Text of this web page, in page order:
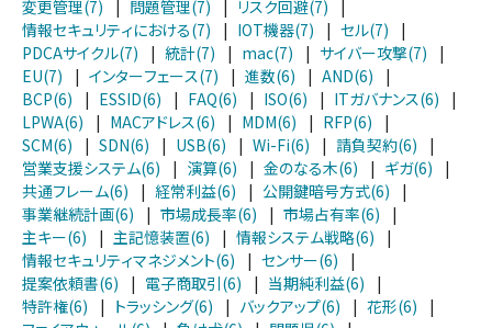
変更管理(7)
| 問題管理(7) | リスク回避(7)
|
情報セキュリティにおける(7)
| IOT機器(7) | セル(7)
|
PDCAサイクル(7)
| 統計(7) | mac(7) | サイバー攻撃(7)
|
EU(7)
| インターフェース(7) | 進数(6) | AND(6)
|
BCP(6)
| ESSID(6) | FAQ(6) | ISO(6) | ITガバナンス(6)
|
LPWA(6)
| MACアドレス(6) | MDM(6) | RFP(6)
|
SCM(6)
| SDN(6) | USB(6) | Wi-Fi(6) | 請負契約(6)
|
営業支援システム(6)
| 演算(6) | 金のなる木(6) | ギガ(6)
|
共通フレーム(6)
| 経常利益(6) | 公開鍵暗号方式(6)
|
事業継続計画(6)
| 市場成長率(6) | 市場占有率(6)
|
主キー(6)
| 主記憶装置(6) | 情報システム戦略(6)
|
情報セキュリティマネジメント(6)
| センサー(6)
|
提案依頼書(6)
| 電子商取引(6) | 当期純利益(6)
|
特許権(6)
| トラッシング(6) | バックアップ(6) | 花形(6)
|